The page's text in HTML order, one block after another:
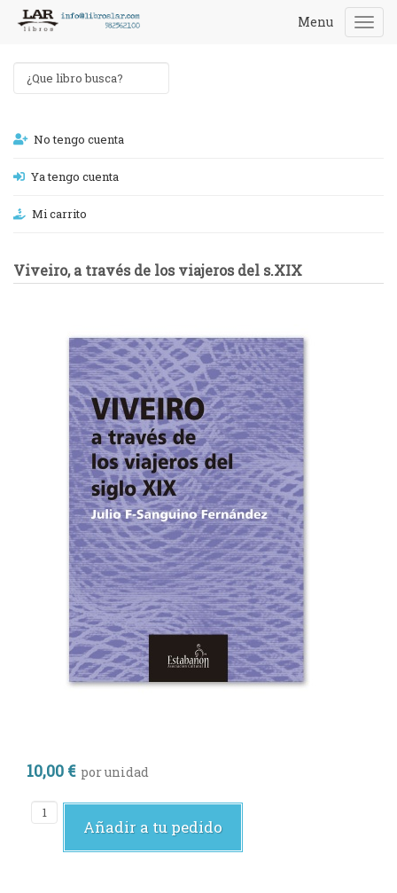
Menu
No tengo cuenta
Ya tengo cuenta
Mi carrito
Viveiro, a través de los viajeros del s.XIX
10,00 € por unidad
Añadir a tu pedido